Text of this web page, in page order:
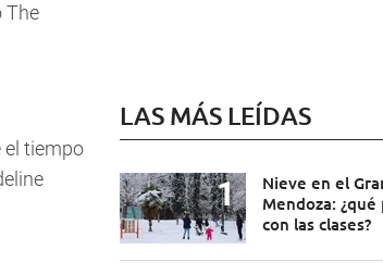
The
el tiempo
LAS MÁS LEÍDAS
Nieve en el
Mendoza: ¿qué
con las clases?